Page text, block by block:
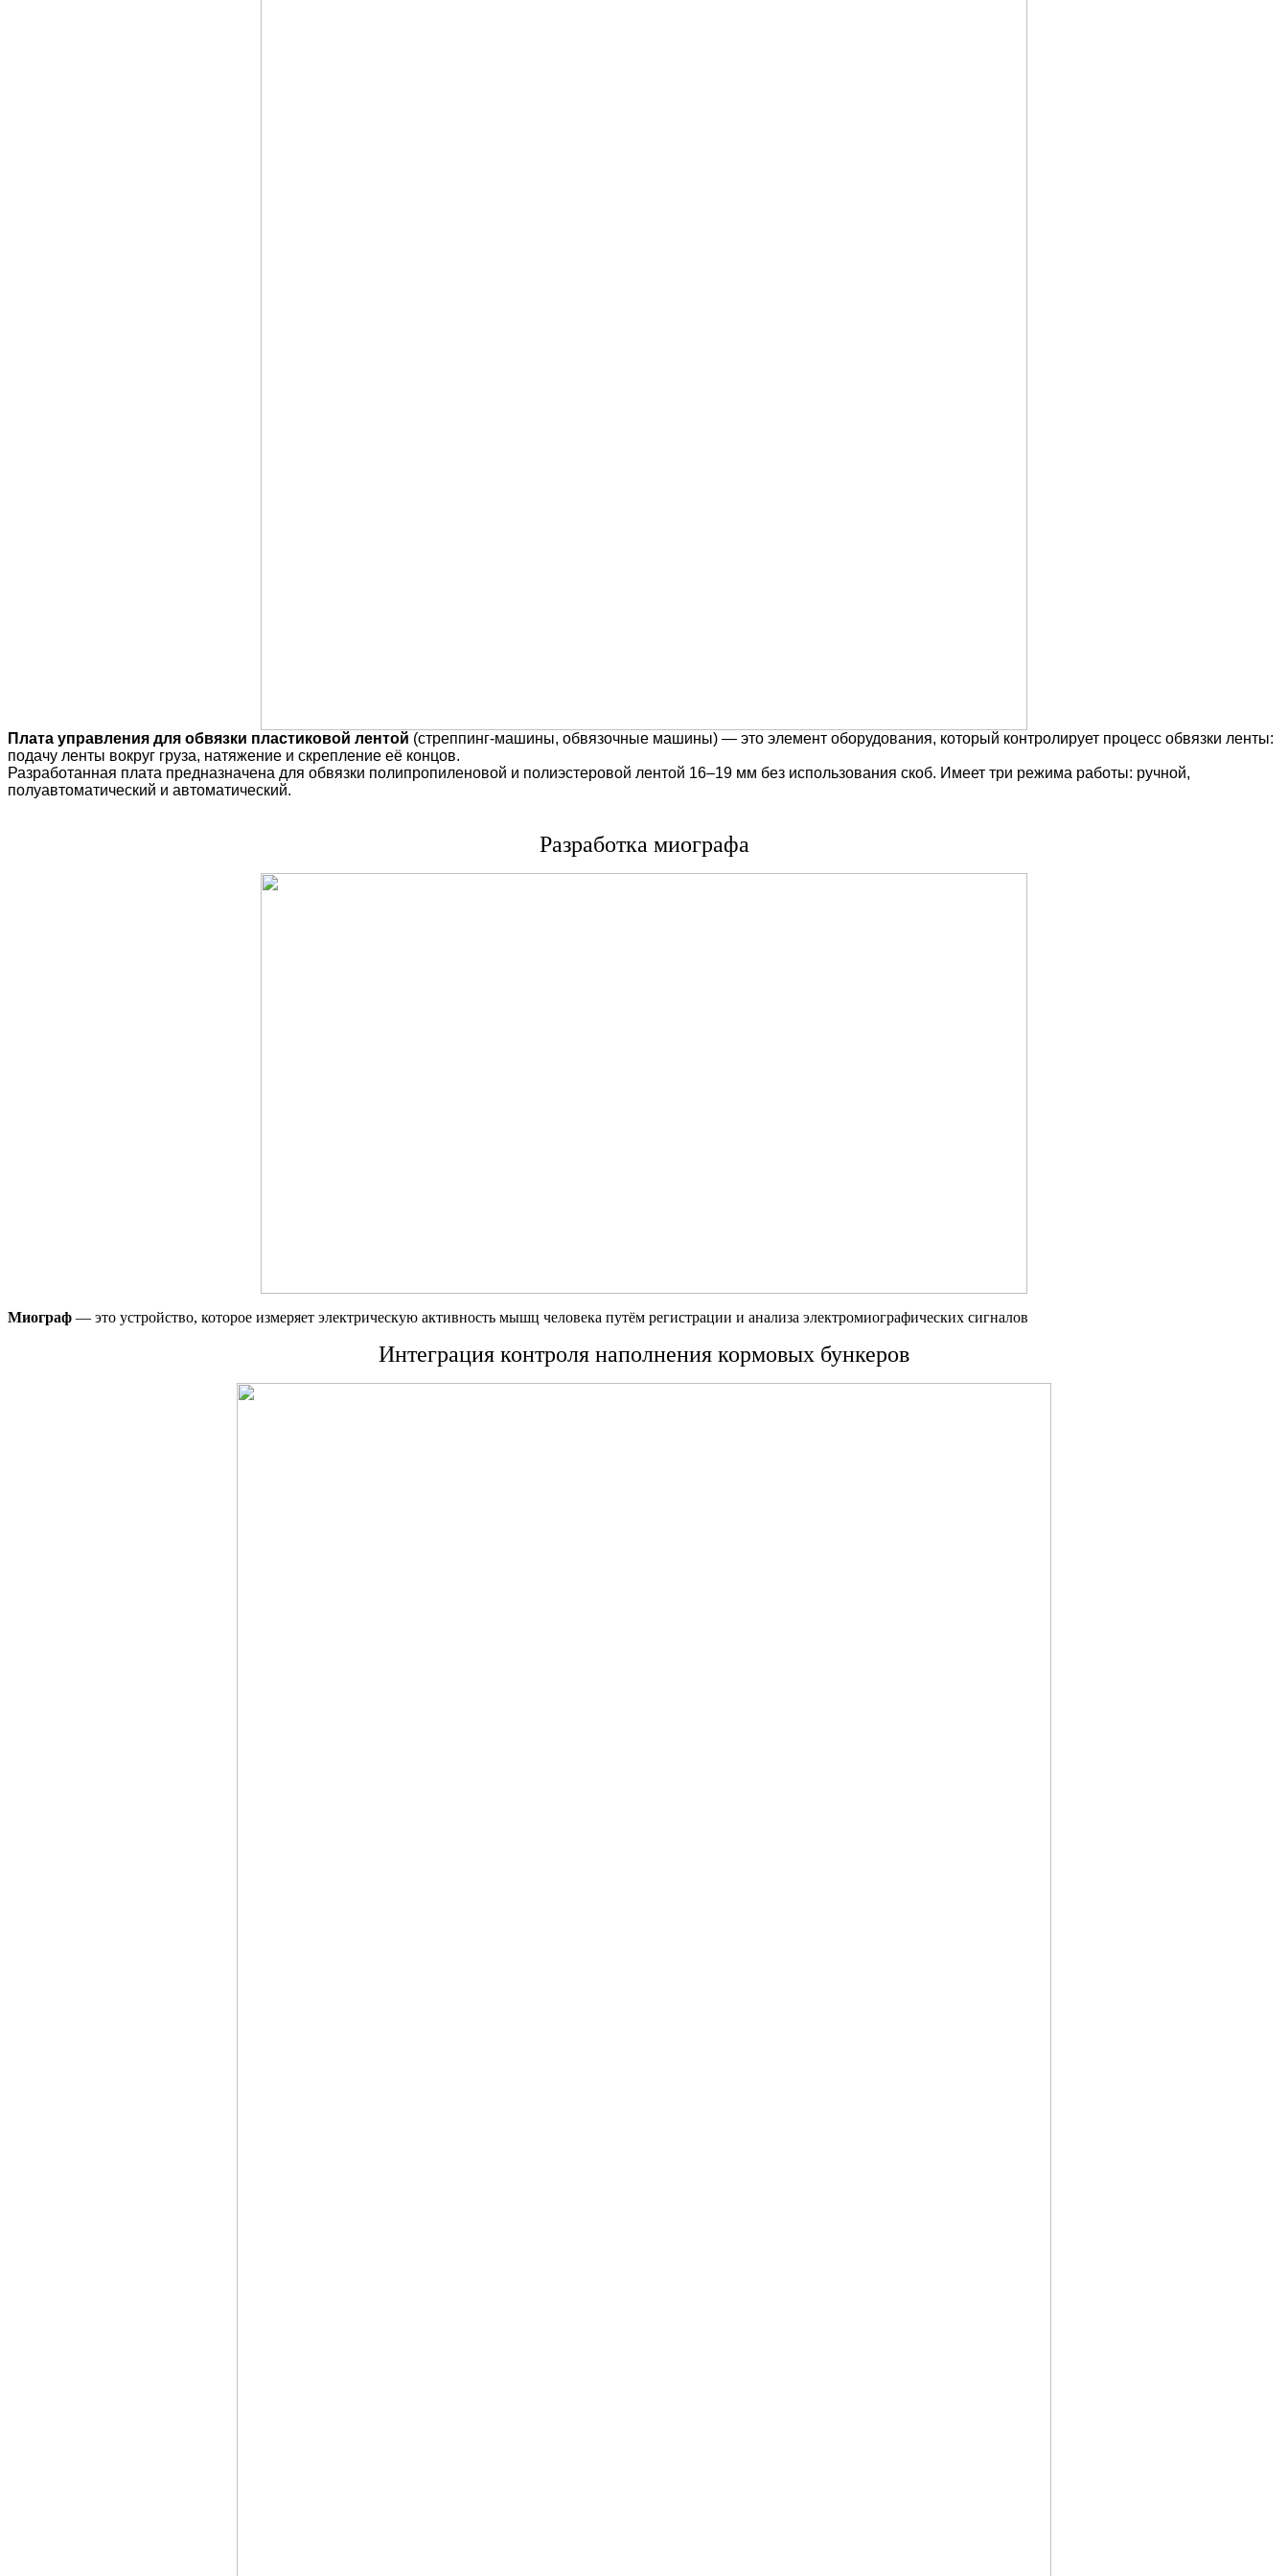
Плата управления для обвязки пластиковой лентой (стреппинг-машины, обвязочные машины) — это элемент оборудования, который контролирует процесс обвязки ленты:
подачу ленты вокруг груза, натяжение и скрепление её концов.
Разработанная плата предназначена для обвязки полипропиленовой и полиэстеровой лентой 16–19 мм без использования скоб. Имеет три режима работы: ручной,
полуавтоматический и автоматический.
Разработка миографа
Миограф — это устройство, которое измеряет электрическую активность мышц человека путём регистрации и анализа электромиографических сигналов
Интеграция контроля наполнения кормовых бункеров